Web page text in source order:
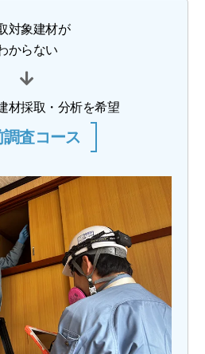
対象建材が
からない
材採取・分析を希望
調査コース